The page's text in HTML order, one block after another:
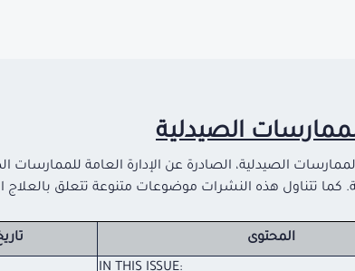
الصيدلية
الصيدلية، الصادرة عن الإدارة العامة للممارسات
كما تتناول هذه النشرات موضوعات متنوعة تتعلق بالعلاج
المحتوى